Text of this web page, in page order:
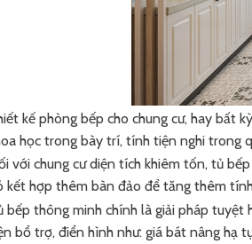
kế phòng bếp cho chung cư, hay bất
học trong bày trí, tính tiện nghi trong
với chung cư diện tích khiêm tốn, tủ
kết hợp thêm bàn đảo để tăng thêm
bếp thông minh chính là giải pháp tuyệt
bổ trợ, điển hình như: giá bát nâng hạ